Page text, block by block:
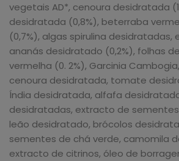
vegetais AD*, cenoura desidratada
desidratada (0,8%), beterraba
(0,7%), algas spirulina desidratadas,
ananás desidratado (0,2%), folhas
vermelha (0. 2%), Garcinia Cambogia,
cenoura desidratada, tomate
Índia desidratada, alfafa
desidratadas, extracto de
leão desidratado, brócolos
sementes de chá verde, camomila
extracto de citrinos, óleo de